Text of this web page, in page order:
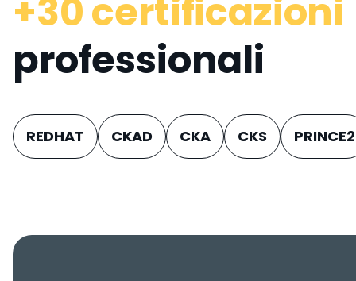
+30 certificazioni
professionali
REDHAT CKAD CKA CKS PRINCE2